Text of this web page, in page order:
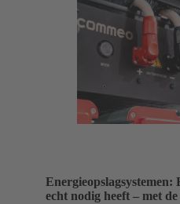
Energieopslagsystemen:
echt nodig heeft – met